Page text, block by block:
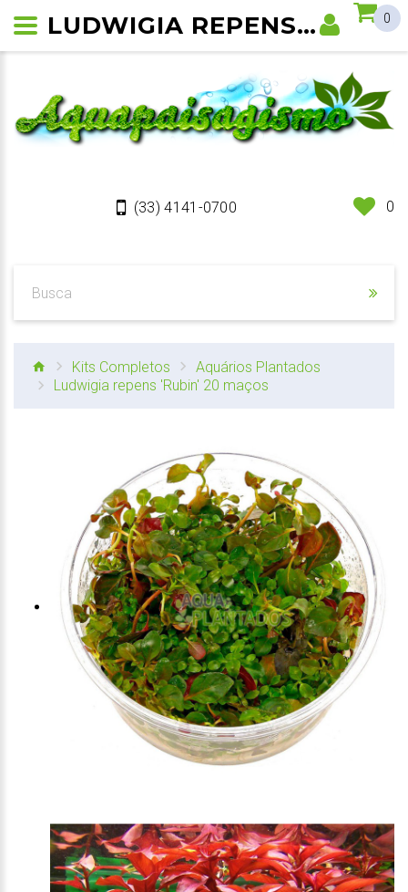
(33) 4141-0700 0
0
Kits Completos
Aquários Plantados
Ludwigia repens 'Rubin' 20 maços
LUDWIGIA REPENS 'RUBIN'